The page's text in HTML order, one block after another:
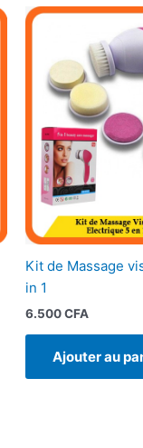
Kit de Massage
in 1
6.500CFA
Ajouter au